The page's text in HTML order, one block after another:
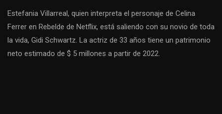
Estefania Villarreal, quien interpreta el personaje de Celina
Ferrer en Rebelde de Netflix, está saliendo con su novio de toda
la vida, Gidi Schwartz. La actriz de 33 años tiene un patrimonio
neto estimado de $ 5 millones a partir de 2022.